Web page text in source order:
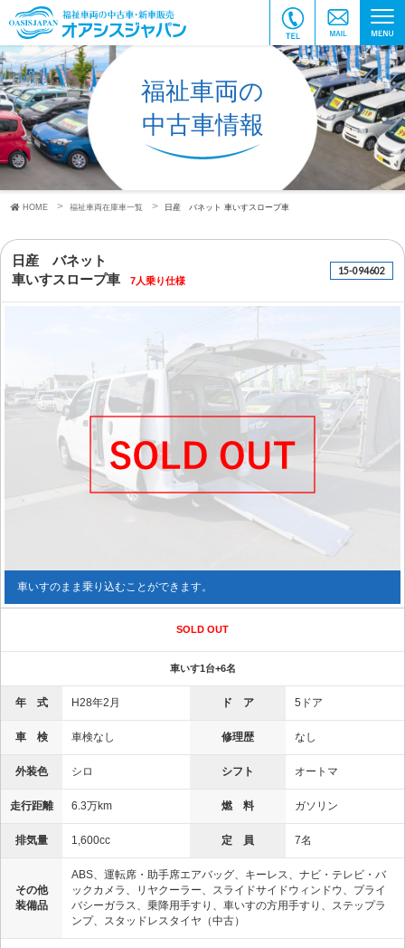
福祉車両の
中古車情報
HOME 福祉車両在庫車一覧 日産 バネット 車いすスロープ車
日産 バネット
車いすスロープ車
7人乗り仕様
15-094602
車いすのまま乗り込むことができます。
SOLD OUT
車いす1台+6名
年 式 H28年2月 ド ア 5ドア
車 検 車検なし 修理歴 なし
外装色 シロ シフト オートマ
走行距離 6.3万km 燃 料 ガソリン
排気量 1,600cc 定 員 7名
その他
装備品
ABS、運転席・助手席エアバッグ、キーレス、ナビ・テレビ・バ
ックカメラ、リヤクーラー、スライドサイドウィンドウ、プライ
バシーガラス、乗降用手すり、車いすの方用手すり、ステップラ
ンプ、スタッドレスタイヤ（中古）